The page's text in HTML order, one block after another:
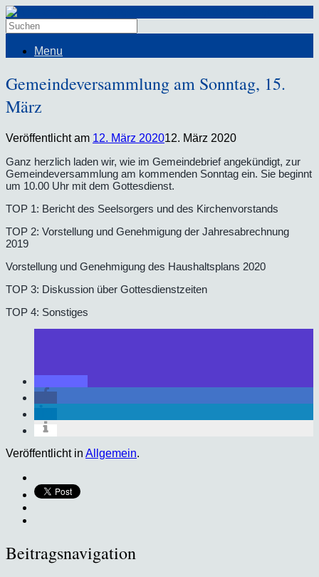
Menu
Gemeindeversammlung am Sonntag, 15.
März
Veröffentlicht am 12. März 202012. März 2020
Ganz herzlich laden wir, wie im Gemeindebrief angekündigt, zur
Gemeindeversammlung am kommenden Sonntag ein. Sie beginnt
um 10.00 Uhr mit dem Gottesdienst.
TOP 1: Bericht des Seelsorgers und des Kirchenvorstands
TOP 2: Vorstellung und Genehmigung der Jahresabrechnung
2019
Vorstellung und Genehmigung des Haushaltsplans 2020
TOP 3: Diskussion über Gottesdienstzeiten
TOP 4: Sonstiges
Veröffentlicht in Allgemein.
Beitragsnavigation